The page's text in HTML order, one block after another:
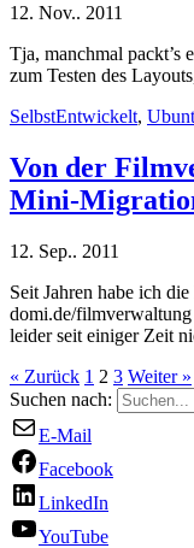
12. Nov.. 2011
Tja, manchmal packt’s
zum Testen des
SelbstEntwickelt,
Von der
Mini-
12. Sep.. 2011
Seit Jahren habe ich
domi.de/filmverwaltung
leider seit einiger Zeit
« Zurück 1 2 3 Weiter »
Suchen nach:
E-Mail
Facebook
LinkedIn
YouTube